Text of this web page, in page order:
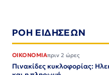
ΡΟΗ ΕΙΔΗΣΕΩΝ
ΟΙΚΟΝΟΜΙΑπριν 2 ώρες
Πινακίδες κυκλοφορίας: